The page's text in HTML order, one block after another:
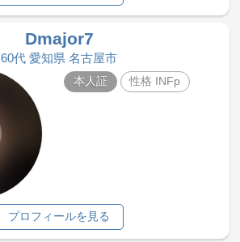
Dmajor7
60代 愛知県 名古屋市
本人証 性格 INFp
プロフィールを見る